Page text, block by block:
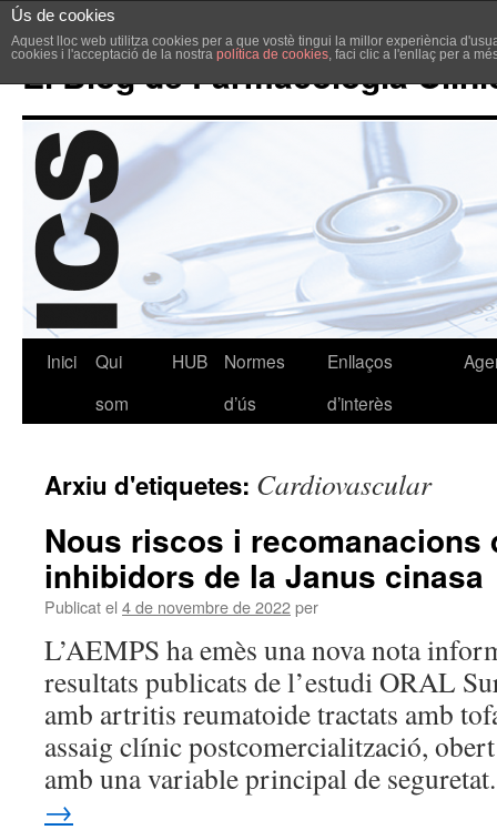
Ús de cookies
Aquest lloc web utilitza cookies per a que vostè tingui la millor experiència
cookies i l'acceptació de la nostra política de cookies, faci clic a l'enllaç per a
El Blog de Farmacologia
Inici
Qui
som
HUB
Normes
d’ús
Enllaços
d’interès
Arxiu d'etiquetes: Cardiovascular
Nous riscos i recomanacions
inhibidors de la Janus cinasa
Publicat el 4 de novembre de 2022per
L’AEMPS ha emès una nova nota
resultats publicats de l’estudi ORAL
amb artritis reumatoide tractats amb
assaig clínic postcomercialització,
amb una variable principal de
→